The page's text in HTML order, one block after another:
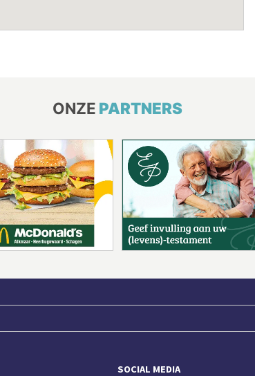
ONZE PARTNERS
SOCIAL MEDIA